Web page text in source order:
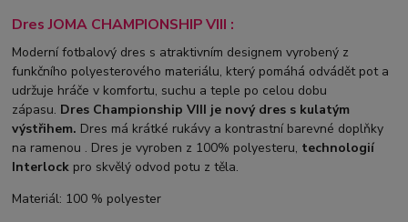
Dres JOMA CHAMPIONSHIP VIII :
Moderní fotbalový dres s atraktivním designem vyrobený z
funkčního polyesterového materiálu, který pomáhá odvádět pot a
udržuje hráče v komfortu, suchu a teple po celou dobu
zápasu. Dres Championship VIII je nový dres s kulatým
výstřihem. Dres má krátké rukávy a kontrastní barevné doplňky
na ramenou . Dres je vyroben z 100% polyesteru, technologií
Interlock pro skvělý odvod potu z těla.
Materiál: 100 % polyester